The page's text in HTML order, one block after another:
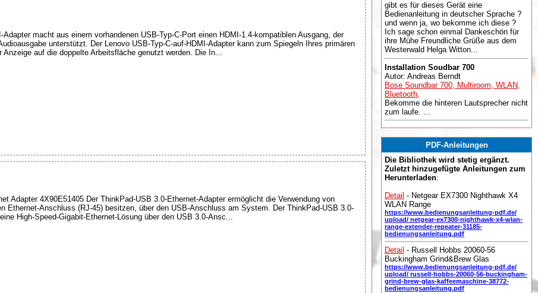
Adapter macht aus einem vorhandenen USB-Typ-C-Port einen HDMI-1.4-kompatiblen Ausgang, der
unterstützt. Der Lenovo USB-Typ-C-auf-HDMI-Adapter kann zum Spiegeln Ihres primären
auf die doppelte Arbeitsfläche genutzt werden. Die In...
Adapter 4X90E51405 Der ThinkPad-USB 3.0-Ethernet-Adapter ermöglicht die Verwendung von
Ethernet-Anschluss (RJ-45) besitzen, über den USB-Anschluss am System. Der ThinkPad-USB 3.0-
High-Speed-Gigabit-Ethernet-Lösung über den USB 3.0-Ansc...
gibt es für dieses Gerät eine
Bedienanleitung in deutscher Sprache ?
und wenn ja, wo bekomme ich diese ?
Ich sage schon einmal Dankeschön für
ihre Mühe Freundliche Grüße aus dem
Westerwald Helga Witton...
Installation Soudbar 700
Autor: Andreas Berndt
Bose Soundbar 700, Multiroom, WLAN,
Bluetooth,
Bekomme die hinteren Lautsprecher nicht
zum laufe. ...
PDF-Anleitungen
Die Bibliothek wird stetig ergänzt.
Zuletzt hinzugefügte Anleitungen zum
Herunterladen:
Detail - Netgear EX7300 Nighthawk X4
WLAN Range
https://www.bedienungsanleitung-pdf.de/
upload/ netgear-ex7300-nighthawk-x4-wlan-
range-extender-repeater-31185-
bedienungsanleitung.pdf
Detail - Russell Hobbs 20060-56
Buckingham Grind&Brew Glas
https://www.bedienungsanleitung-pdf.de/
upload/ russell-hobbs-20060-56-buckingham-
grind-brew-glas-kaffeemaschine-38772-
bedienungsanleitung.pdf